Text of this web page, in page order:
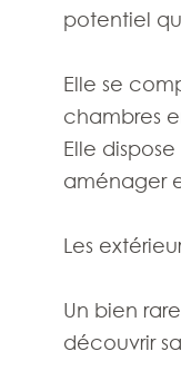
potentiel
Elle se
chambres
Elle
aménager
Les
Un bien
découvrir